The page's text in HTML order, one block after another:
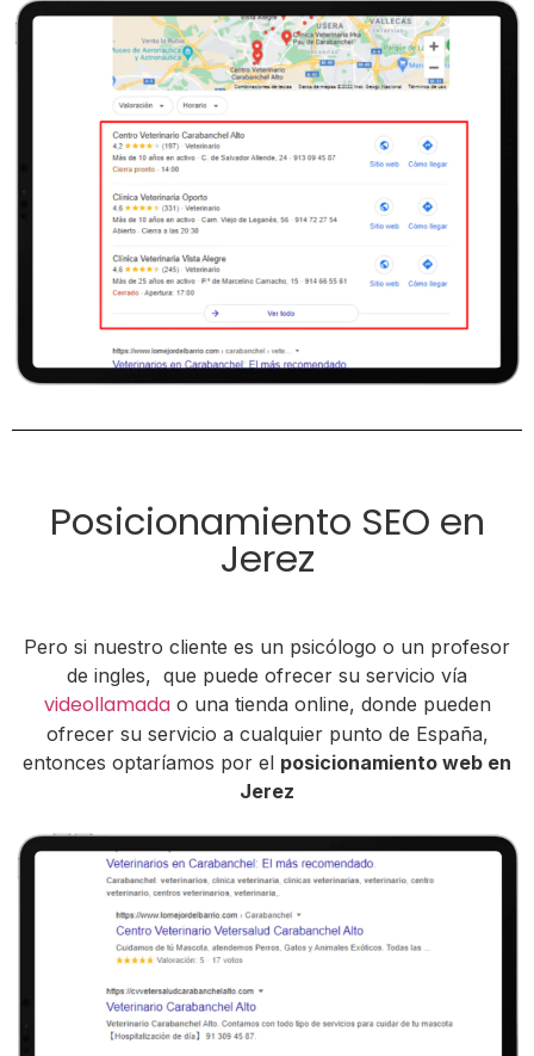
Posicionamiento SEO en
Jerez
Pero si nuestro cliente es un psicólogo o un profesor
de ingles, que puede ofrecer su servicio vía
videollamadao una tienda online, donde pueden
ofrecer su servicio a cualquier punto de España,
entonces optaríamos por el posicionamiento web en
Jerez